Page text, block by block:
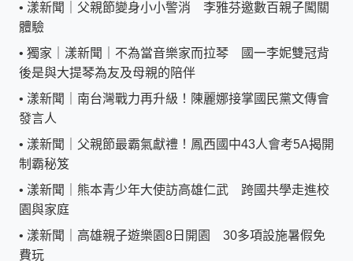
• 漾新聞｜父親節變身小小警消 李雅芬邀數百親子闖關
體驗
• 獨家｜漾新聞｜不為當音樂家而拉琴 國一李妮雙冠背
後是與大提琴為友及母親的陪伴
• 漾新聞｜南台灣戰力再升級！陳麗娜接掌國民黨文傳會
發言人
• 漾新聞｜父親節最霸氣獻禮！鳳西國中43人會考5A揭開
制霸秘笈
• 漾新聞｜熊本青少年大使訪高雄仁武 跨國共學走進校
園與家庭
• 漾新聞｜高雄親子遊樂園8日開園 30多項設施暑假免
費玩